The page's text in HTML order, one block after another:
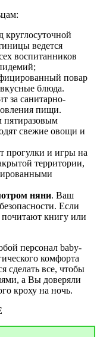
круглосуточной
ведется
воспитанников
повар
блюда.
за санитарно-
пищи.
пятиразовым
свежие овощи и
прогулки и игры на
территории,
няни. Ваш
Если
почитают книгу или
персонал baby-
комфорта
сделать все, чтобы
а Вы доверяли
кроху на ночь.